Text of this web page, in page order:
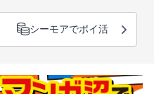
シーモアでポイ活